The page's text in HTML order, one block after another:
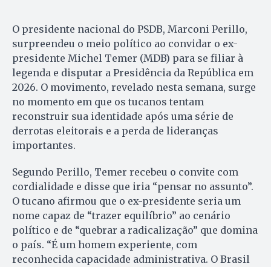
O presidente nacional do PSDB, Marconi Perillo,
surpreendeu o meio político ao convidar o ex-
presidente Michel Temer (MDB) para se filiar à
legenda e disputar a Presidência da República em
2026. O movimento, revelado nesta semana, surge
no momento em que os tucanos tentam
reconstruir sua identidade após uma série de
derrotas eleitorais e a perda de lideranças
importantes.
Segundo Perillo, Temer recebeu o convite com
cordialidade e disse que iria “pensar no assunto”.
O tucano afirmou que o ex-presidente seria um
nome capaz de “trazer equilíbrio” ao cenário
político e de “quebrar a radicalização” que domina
o país. “É um homem experiente, com
reconhecida capacidade administrativa. O Brasil